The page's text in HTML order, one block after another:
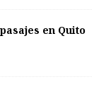
en Quito